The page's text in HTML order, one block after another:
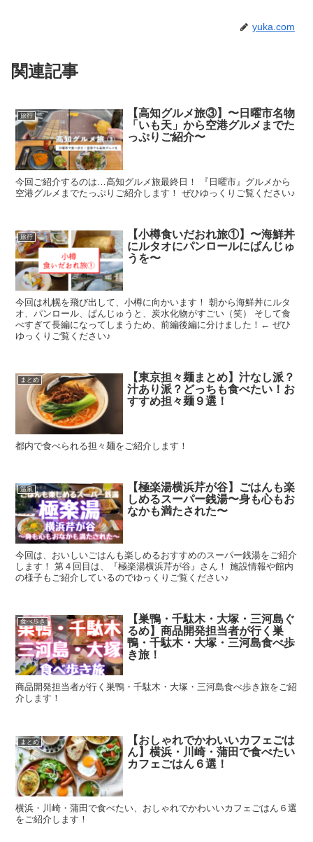
yuka.com
関連記事
旅行
【高知グルメ旅③】〜日曜市名物
「いも天」から空港グルメまでた
っぷりご紹介〜
今回ご紹介するのは…高知グルメ旅最終日！ 『日曜市』グルメから
空港グルメまでたっぷりご紹介します！ ぜひゆっくりご覧ください♪
旅行
【小樽食いだおれ旅①】〜海鮮丼
にルタオにパンロールにぱんじゅ
うを〜
今回は札幌を飛び出して、小樽に向かいます！ 朝から海鮮丼にルタ
オ、パンロール、ぱんじゅうと、炭水化物がすごい（笑） そして食
べすぎて長編になってしまうため、前編後編に分けました！← ぜひ
ゆっくりご覧ください♪
まとめ
【東京担々麺まとめ】汁なし派？
汁あり派？どっちも食べたい！お
すすめ担々麺９選！
都内で食べられる担々麺をご紹介します！
温泉
【極楽湯横浜芹が谷】ごはんも楽
しめるスーパー銭湯〜身も心もお
なかも満たされた〜
今回は、おいしいごはんも楽しめるおすすめのスーパー銭湯をご紹介
します！ 第４回目は、『極楽湯横浜芹が谷』さん！ 施設情報や館内
の様子もご紹介しているのでゆっくりご覧ください♪
食べ歩き
【巣鴨・千駄木・大塚・三河島ぐ
るめ】商品開発担当者が行く巣
鴨・千駄木・大塚・三河島食べ歩
き旅！
商品開発担当者が行く巣鴨・千駄木・大塚・三河島食べ歩き旅をご紹
介します！
まとめ
【おしゃれでかわいいカフェごは
ん】横浜・川崎・蒲田で食べたい
カフェごはん６選！
横浜・川崎・蒲田で食べたい、おしゃれでかわいいカフェごはん６選
をご紹介します！